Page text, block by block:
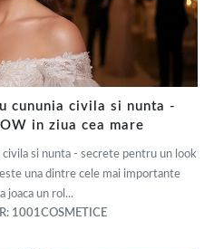
cununia civila si nunta -
in ziua cea mare
civila si nunta - secrete pentru un look
una dintre cele mai importante
joaca un rol...
1001COSMETICE